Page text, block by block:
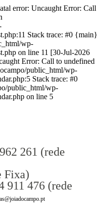
error: Uncaught Error: Call
Stack trace: #0 {main}
wp-
on line 11 [30-Jul-2026
Error: Call to undefined
public_html/wp-
Stack trace: #0
public_html/wp-
on line 5
261 (rede
Fixa)
911 476 (rede